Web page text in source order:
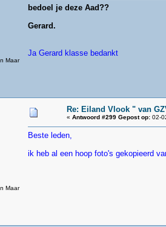
Maar
bedoel je deze Aad??
Gerard.
Ja Gerard klasse bedankt
Maar
Re: Eiland Vlook " van
« Antwoord #299 Gepost op: 02-
Beste leden,
ik heb al een hoop foto's gekopieerd